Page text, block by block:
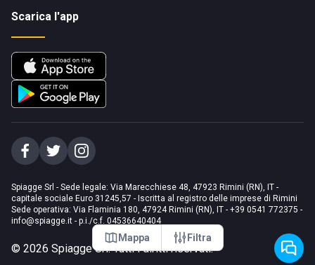
Mappa Filtra
Scarica l'app
Spiagge Srl - Sede legale: Via Marecchiese 48, 47923 Rimini (RN), IT -
capitale sociale Euro 31245,57 - Iscritta al registro delle imprese di Rimini
Sede operativa: Via Flaminia 180, 47924 Rimini (RN), IT - +39 0541 772375 -
info@spiagge.it - p.i./c.f. 04536640404
© 2026 Spiagge Srl. Tutti i diritti riservati.